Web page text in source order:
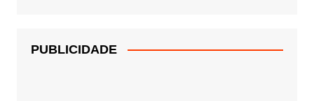
PUBLICIDADE